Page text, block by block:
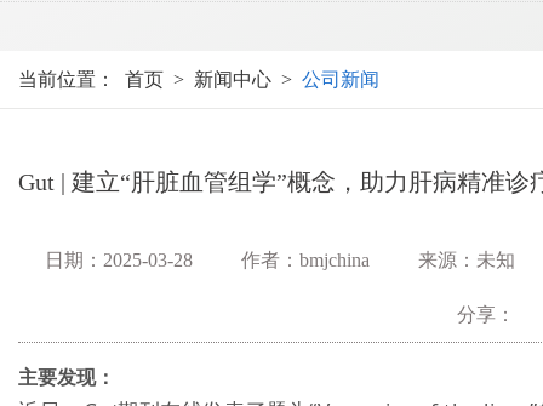
当前位置： 首页 > 新闻中心 > 公司新闻
Gut | 建立“肝脏血管组学”概念，助力肝病精准诊
来源：未知
作者：bmjchina
日期：2025-03-28
分享：
主要发现：